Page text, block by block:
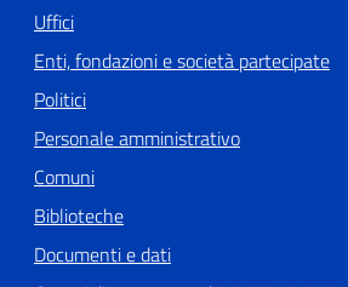
Uffici
Enti, fondazioni e società partecipate
Politici
Personale amministrativo
Comuni
Biblioteche
Documenti e dati